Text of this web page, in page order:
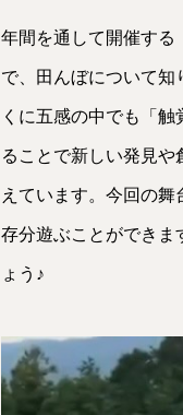
年間を通して開催する
で、田んぼについて知
くに五感の中でも「
ることで新しい発見
えています。今回の
存分遊ぶことができま
ょう♪